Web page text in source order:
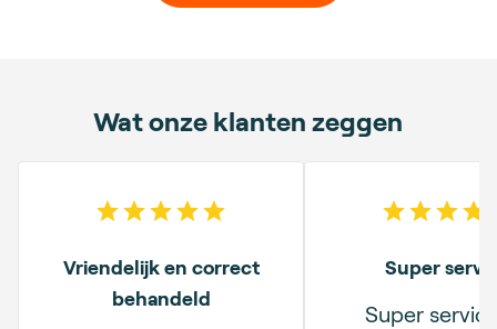
Wat onze klanten zeggen
5 out of 5 stars
Vriendelijk en correct
behandeld
5 out
Super
Super